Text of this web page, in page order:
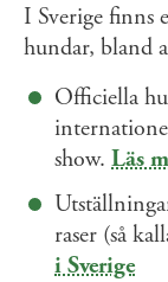
I Sverige finns
hundar, bland
Officiella
show. Läs
raser (så
i Sverige